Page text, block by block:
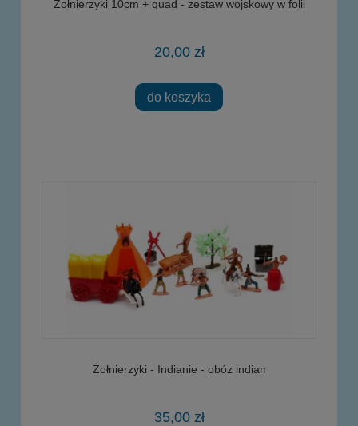
Żołnierzyki 10cm + quad - zestaw wojskowy w folii
20,00 zł
do koszyka
Żołnierzyki - Indianie - obóz indian
35,00 zł